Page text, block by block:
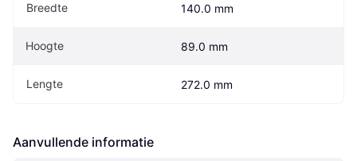
Breedte 140.0 mm
Hoogte 89.0 mm
Lengte 272.0 mm
Aanvullende informatie